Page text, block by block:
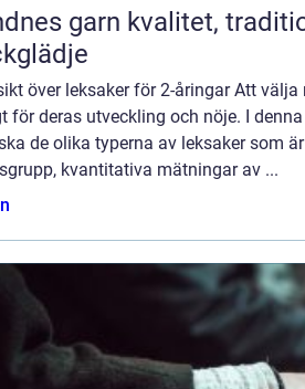
kvalitet, tradition och modern
över leksaker för 2-åringar Att
för deras utveckling och nöje. I
de olika typerna av leksaker som
kvantitativa mätningar av ...